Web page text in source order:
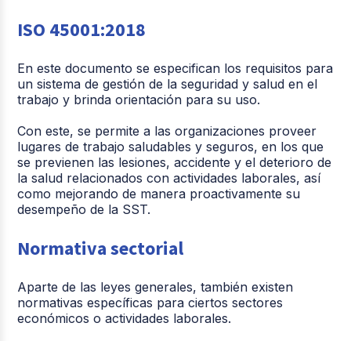
ISO 45001:2018
En este documento se especifican los requisitos para
un sistema de gestión de la seguridad y salud en el
trabajo y brinda orientación para su uso.
Con este, se permite a las organizaciones proveer
lugares de trabajo saludables y seguros, en los que
se previenen las lesiones, accidente y el deterioro de
la salud relacionados con actividades laborales, así
como mejorando de manera proactivamente su
desempeño de la SST.
Normativa sectorial
Aparte de las leyes generales, también existen
normativas específicas para ciertos sectores
económicos o actividades laborales.